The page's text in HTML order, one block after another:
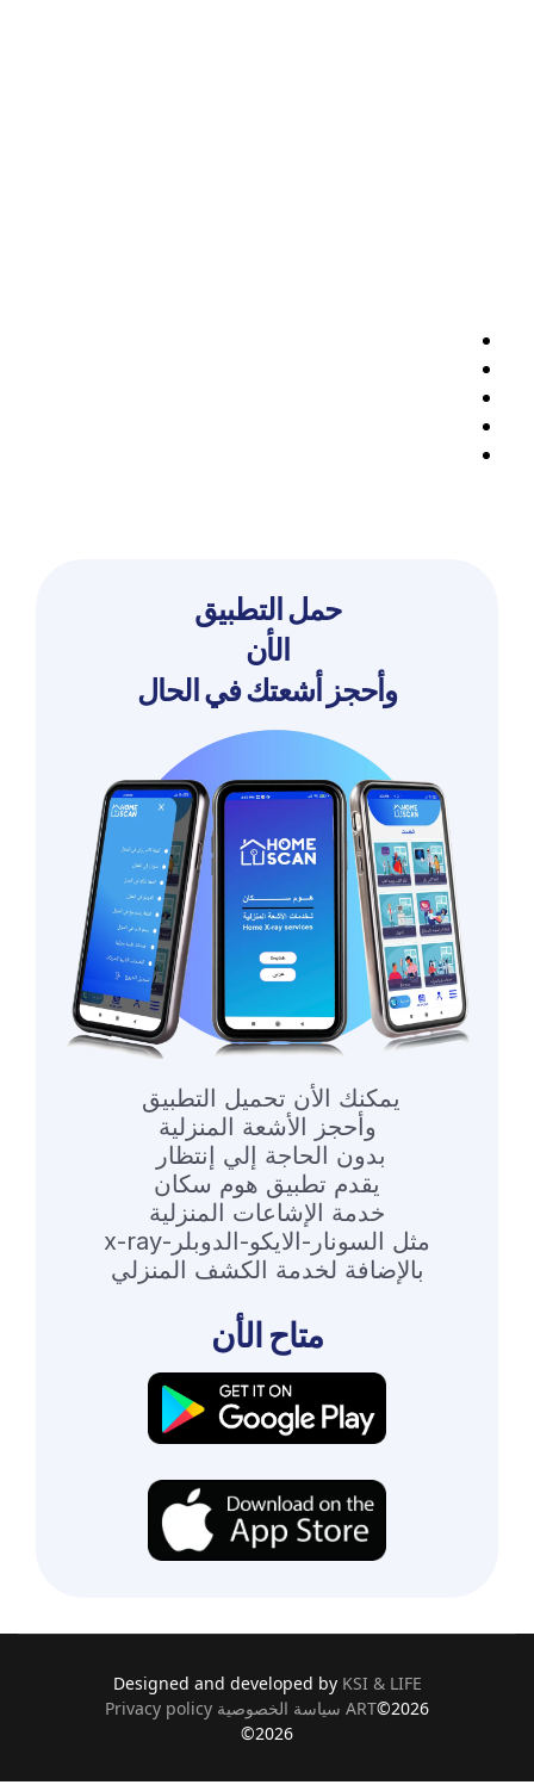
حمل التطبيق
الأن
وأحجز أشعتك في الحال
يمكنك الأن تحميل التطبيق
وأحجز الأشعة المنزلية
بدون الحاجة إلي إنتظار
يقدم تطبيق هوم سكان
خدمة الإشاعات المنزلية
مثل السونار-الايكو-الدوبلر-x-ray
بالإضافة لخدمة الكشف المنزلي
متاح الأن
Designed and developed by KSI & LIFE
ART©2026
سياسة الخصوصية Privacy policy
©2026